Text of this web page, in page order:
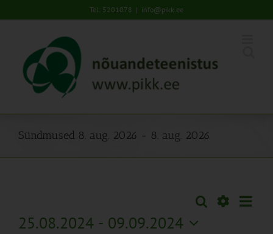
to
Tel: 5201078 | info@pikk.ee
Sündmused 8. aug. 2026 - 8. aug. 2026
Sündmused
Search
Otsi
25.08.2024 - 09.09.2024